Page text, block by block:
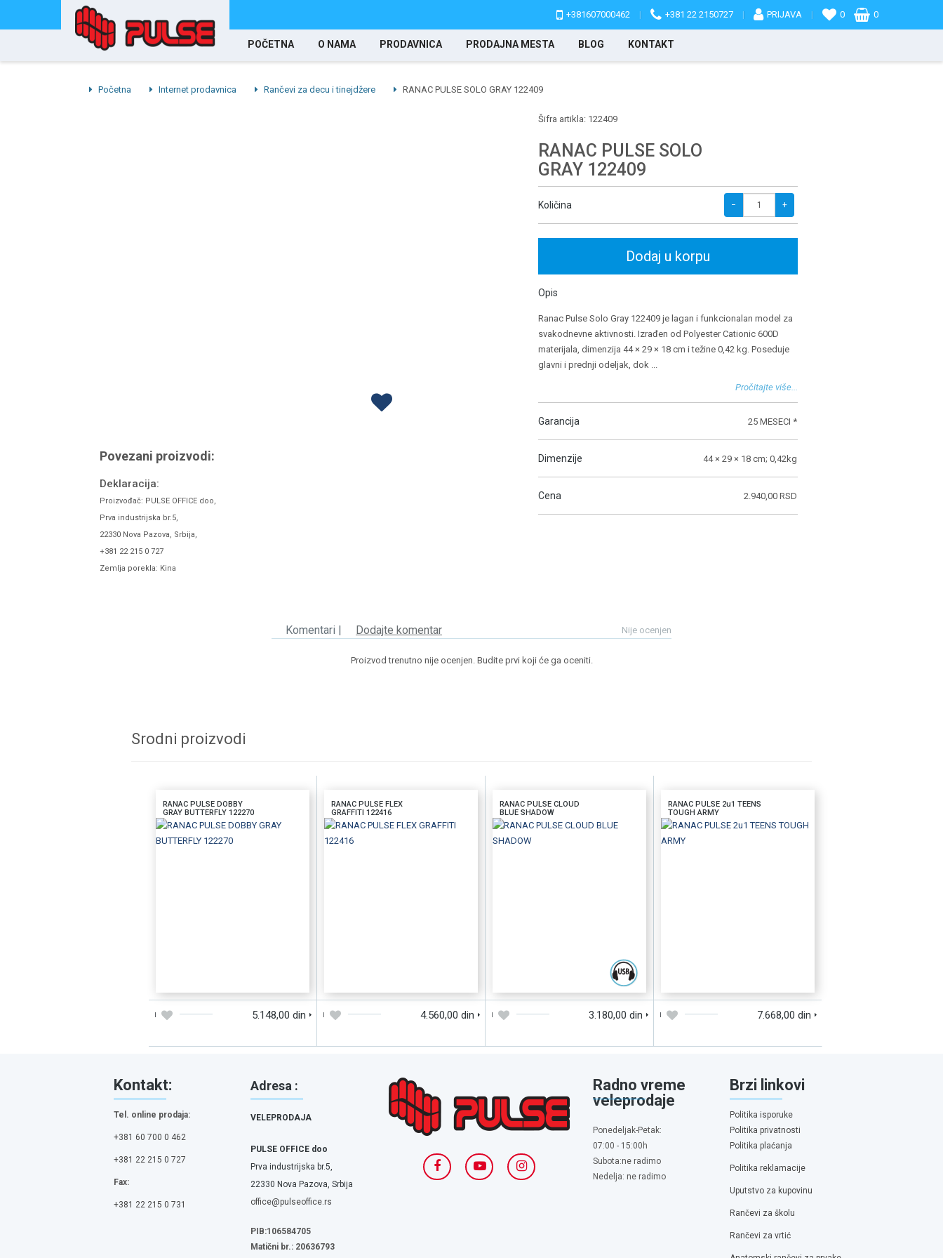
+381607000462 | +381 22 2150727 | PRIJAVA | 0 0
POČETNA O NAMA PRODAVNICA PRODAJNA MESTA BLOG KONTAKT
Početna Internet prodavnica Rančevi za decu i tinejdžere RANAC PULSE SOLO GRAY 122409
Povezani proizvodi:
Deklaracija:
Proizvođač: PULSE OFFICE doo,
Prva industrijska br.5,
22330 Nova Pazova, Srbija,
+381 22 215 0 727
Zemlja porekla: Kina
Šifra artikla: 122409
RANAC PULSE SOLO
GRAY 122409
Količina − +
Dodaj u korpu
Opis
Ranac Pulse Solo Gray 122409 je lagan i funkcionalan model za
svakodnevne aktivnosti. Izrađen od Polyester Cationic 600D
materijala, dimenzija 44 × 29 × 18 cm i težine 0,42 kg. Poseduje
glavni i prednji odeljak, dok ...
Pročitajte više...
Garancija 25 MESECI *
Dimenzije 44 × 29 × 18 cm; 0,42kg
Cena 2.940,00 RSD
Nije ocenjen
Komentari | Dodajte komentar
Proizvod trenutno nije ocenjen. Budite prvi koji će ga oceniti.
Srodni proizvodi
RANAC PULSE DOBBY
GRAY BUTTERFLY 122270
5.148,00 din
RANAC PULSE FLEX
GRAFFITI 122416
4.560,00 din
RANAC PULSE CLOUD
BLUE SHADOW
BRZI PREGLED
3.180,00 din
RANAC PULSE 2u1 TEENS
TOUGH ARMY
7.668,00 din
Kontakt:
Tel. online prodaja:
+381 60 700 0 462
+381 22 215 0 727
Fax:
+381 22 215 0 731
Adresa :
VELEPRODAJA
PULSE OFFICE doo
Prva industrijska br.5,
22330 Nova Pazova, Srbija
office@pulseoffice.rs
PIB:106584705
Matični br.: 20636793
Radno vreme
veleprodaje
Ponedeljak-Petak:
07:00 - 15:00h
Subota:ne radimo
Nedelja: ne radimo
Brzi linkovi
Politika isporuke
Politika privatnosti
Politika plaćanja
Politika reklamacije
Uputstvo za kupovinu
Rančevi za školu
Rančevi za vrtić